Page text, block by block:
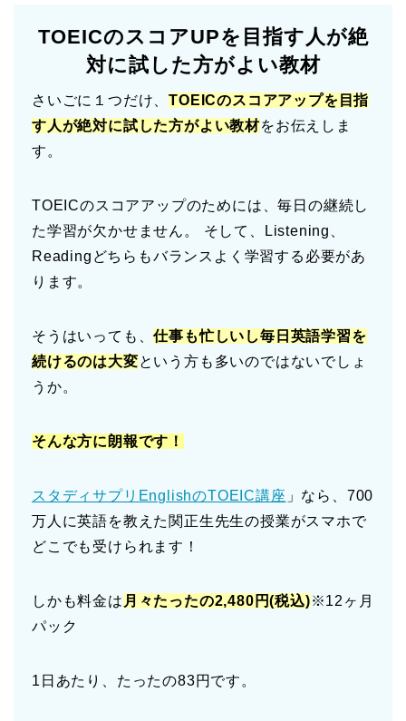
TOEICのスコアUPを目指す人が絶
対に試した方がよい教材
さいごに１つだけ、TOEICのスコアアップを目指
す人が絶対に試した方がよい教材をお伝えしま
す。
TOEICのスコアアップのためには、毎日の継続し
た学習が欠かせません。 そして、Listening、
Readingどちらもバランスよく学習する必要があ
ります。
そうはいっても、仕事も忙しいし毎日英語学習を
続けるのは大変という方も多いのではないでしょ
うか。
そんな方に朗報です！
スタディサプリEnglishのTOEIC講座 」なら、700
万人に英語を教えた関正生先生の授業がスマホで
どこでも受けられます！
しかも料金は 月々たったの2,480円(税込)※12ヶ月
パック
1日あたり、たったの83円です。